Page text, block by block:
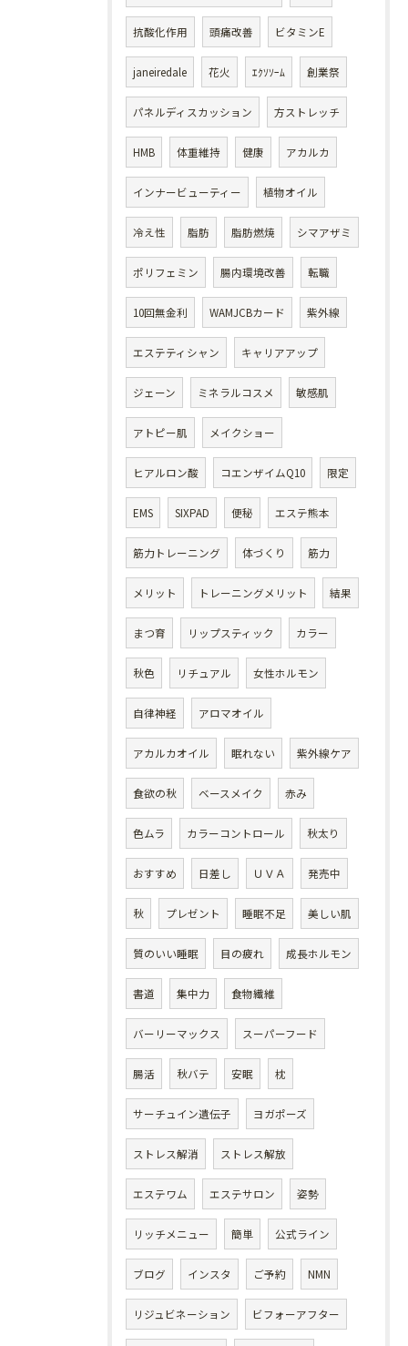
抗酸化作用 頭痛改善 ビタミンE
janeiredale 花火 ｴｸｿｿｰﾑ 創業祭
パネルディスカッション 方ストレッチ
HMB 体重維持 健康 アカルカ
インナービューティー 植物オイル
冷え性 脂肪 脂肪燃焼 シマアザミ
ポリフェミン 腸内環境改善 転職
10回無金利 WAMJCBカード 紫外線
エステティシャン キャリアアップ
ジェーン ミネラルコスメ 敏感肌
アトピー肌 メイクショー
ヒアルロン酸 コエンザイムQ10 限定
EMS SIXPAD 便秘 エステ熊本
筋力トレーニング 体づくり 筋力
メリット トレーニングメリット 結果
まつ育 リップスティック カラー
秋色 リチュアル 女性ホルモン
自律神経 アロマオイル
アカルカオイル 眠れない 紫外線ケア
食欲の秋 ベースメイク 赤み
色ムラ カラーコントロール 秋太り
おすすめ 日差し ＵＶＡ 発売中
秋 プレゼント 睡眠不足 美しい肌
質のいい睡眠 目の疲れ 成長ホルモン
書道 集中力 食物繊維
バーリーマックス スーパーフード
腸活 秋バテ 安眠 枕
サーチュイン遺伝子 ヨガポーズ
ストレス解消 ストレス解放
エステワム エステサロン 姿勢
リッチメニュー 簡単 公式ライン
ブログ インスタ ご予約 NMN
リジュビネーション ビフォーアフター